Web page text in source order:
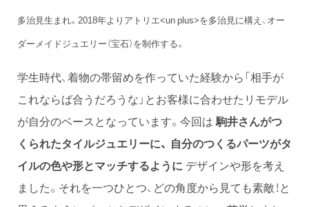
多治見生まれ。2018年よりアトリエ<un plus>を多治見に構え、オー
ダーメイドジュエリー（宝石）を制作する。
学生時代、着物の帯留めを作っていた経験から「相手が
これならば合うだろうな」とお客様に合わせたリモデル
が自分のベースとなっています。今回は 駒井さんがつ
くられたタイルジュエリーに、 自分のつくるパーツがタ
イルの色や形とマッチするように デザインや形を考え
ました。それを一つひとつ、どの角度から見ても素敵！と